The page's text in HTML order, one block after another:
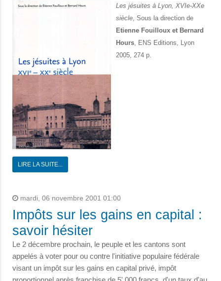
Les jésuites à Lyon, XVIe-XXe
siècle, Sous la direction de
Etienne Fouilloux et Bernard
Hours, ENS Editions, Lyon
2005, 274 p.
LIRE LA SUITE...
mardi, 06 novembre 2001 01:00
Impôts sur les gains en capital :
savoir hésiter
Le 2 décembre prochain, le peuple et les cantons sont
appelés à voter pour ou contre l'initiative populaire fédérale
visant un impôt sur les gains en capital privé, impôt